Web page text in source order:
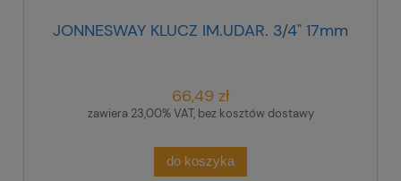
JONNESWAY KLUCZ IM.UDAR. 3/4" 17mm
66,49 zł
zawiera 23,00% VAT, bez kosztów dostawy
do koszyka